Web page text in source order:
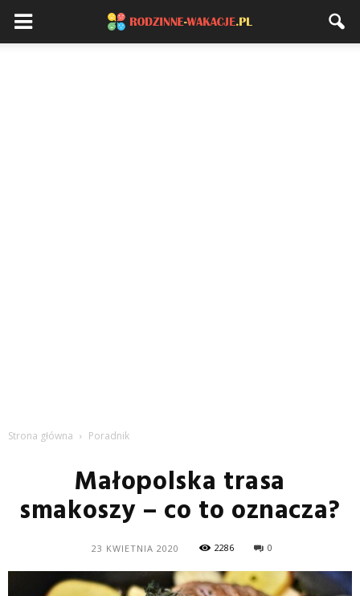
Strona główna Poradnik
Małopolska trasa
smakoszy – co to oznacza?
23 KWIETNIA 2020 2286 0